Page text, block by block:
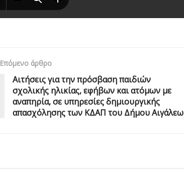
Επόμενο άρθρο
Αιτήσεις για την πρόσβαση παιδιών
σχολικής ηλικίας, εφήβων και ατόμων με
αναπηρία, σε υπηρεσίες δημιουργικής
απασχόλησης των ΚΔΑΠ του Δήμου Αιγάλεω